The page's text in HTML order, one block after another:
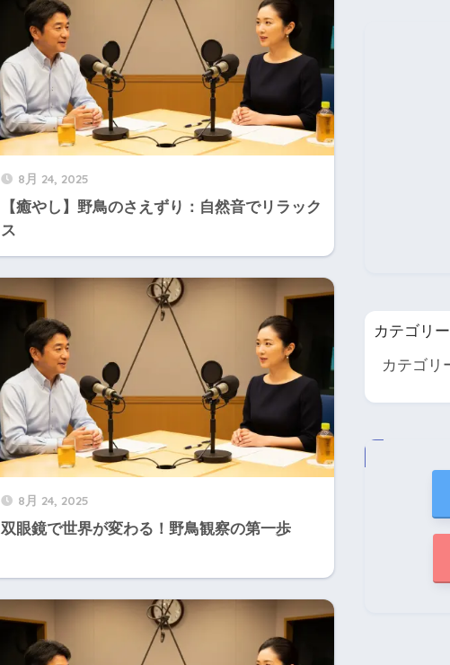
8月 24, 2025
【癒やし】野鳥のさえずり：自然音でリラック
ス
8月 24, 2025
双眼鏡で世界が変わる！野鳥観察の第一歩
カテゴリー